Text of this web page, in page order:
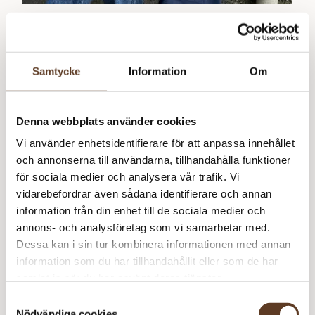
Samtycke Information Om
Denna webbplats använder cookies
Vi använder enhetsidentifierare för att anpassa innehållet
och annonserna till användarna, tillhandahålla funktioner
för sociala medier och analysera vår trafik. Vi
vidarebefordrar även sådana identifierare och annan
information från din enhet till de sociala medier och
annons- och analysföretag som vi samarbetar med.
Dessa kan i sin tur kombinera informationen med annan
information som du har tillhandahållit eller som de har
Svenska